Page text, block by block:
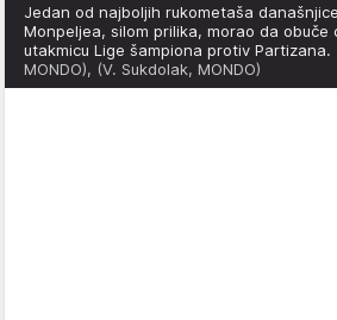
Jedan od najboljih rukometaša
Monpeljea, silom prilika, morao da obuče
utakmicu Lige šampiona protiv Partizana.
MONDO), (V. Sukdolak, MONDO)